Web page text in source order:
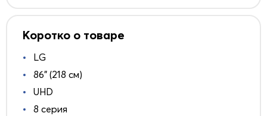
Коротко о товаре
LG
86" (218 см)
UHD
8 серия